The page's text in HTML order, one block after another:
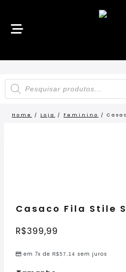
Home / Loja / Feminino /
Casaco Fila Stile
R$399,99
em 7x de R$57,14 sem juros